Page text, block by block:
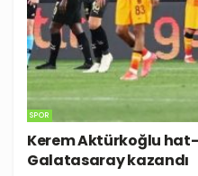
SPOR
Kerem Aktürkoğlu
Galatasaray kazandı